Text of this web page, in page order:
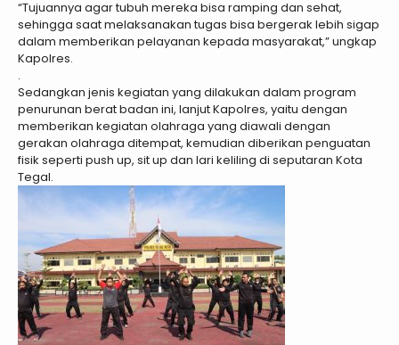
“Tujuannya agar tubuh mereka bisa ramping dan sehat,
sehingga saat melaksanakan tugas bisa bergerak lebih sigap
dalam memberikan pelayanan kepada masyarakat,” ungkap
Kapolres.
.
Sedangkan jenis kegiatan yang dilakukan dalam program
penurunan berat badan ini, lanjut Kapolres, yaitu dengan
memberikan kegiatan olahraga yang diawali dengan
gerakan olahraga ditempat, kemudian diberikan penguatan
fisik seperti push up, sit up dan lari keliling di seputaran Kota
Tegal.